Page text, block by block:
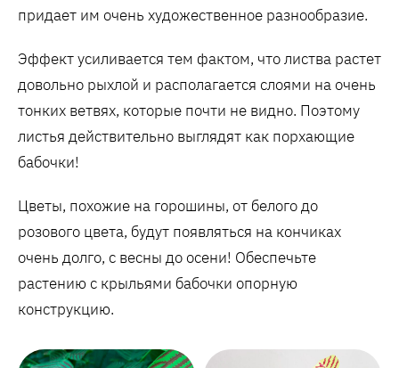
придает им очень художественное разнообразие.
Эффект усиливается тем фактом, что листва растет
довольно рыхлой и располагается слоями на очень
тонких ветвях, которые почти не видно. Поэтому
листья действительно выглядят как порхающие
бабочки!
Цветы, похожие на горошины, от белого до
розового цвета, будут появляться на кончиках
очень долго, с весны до осени! Обеспечьте
растению с крыльями бабочки опорную
конструкцию.